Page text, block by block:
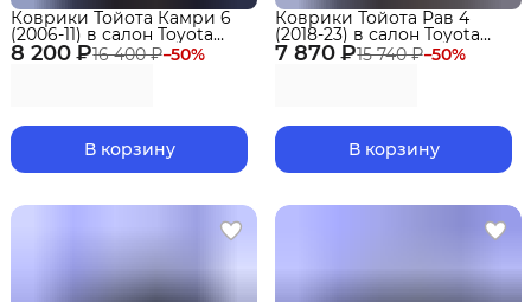
8 200 ₽16 400 ₽−50%
Коврики Тойота Камри 6
(2006-11) в салон Toyota
(XV40) с бортиками, эва,
eva
В корзину
7 870 ₽15 740 ₽−50%
Коврики Тойота Рав 4
(2018-23) в салон Toyota
(XA50) АКПП с бортиками,
эва, eva
В корзину